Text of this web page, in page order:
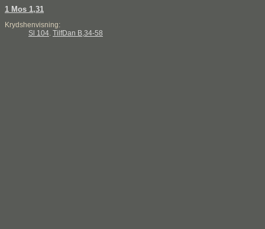
1 Mos 1,31
Krydshenvisning:
Sl 104. TilfDan B,34-58